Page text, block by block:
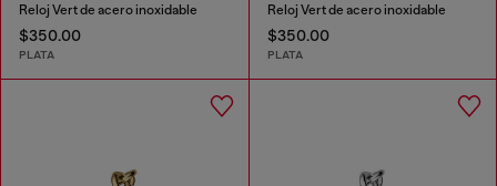
Reloj Vert de acero inoxidable
$350.00
PLATA
Reloj Vert de acero inoxidable
$350.00
PLATA